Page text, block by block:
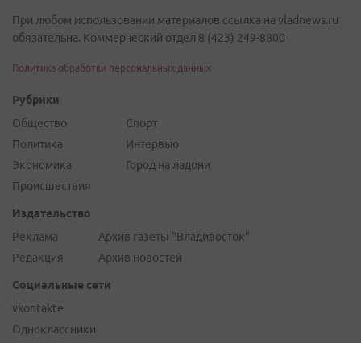
При любом использовании материалов ссылка на vladnews.ru
обязательна. Коммерческий отдел 8 (423) 249-8800
Политика обработки персональных данных
Рубрики
Общество
Политика
Экономика
Происшествия
Спорт
Интервью
Город на ладони
Издательство
Реклама
Редакция
Архив газеты "Владивосток"
Архив новостей
Социальные сети
vkontakte
Одноклассники